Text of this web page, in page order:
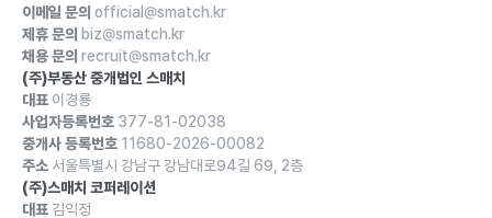
이메일 문의 official@smatch.kr
제휴 문의 biz@smatch.kr
채용 문의 recruit@smatch.kr
(주)부동산 중개법인 스매치
대표 이경룡
사업자등록번호 377-81-02038
중개사 등록번호 11680-2026-00082
주소 서울특별시 강남구 강남대로94길 69, 2층
(주)스매치 코퍼레이션
대표 김익정